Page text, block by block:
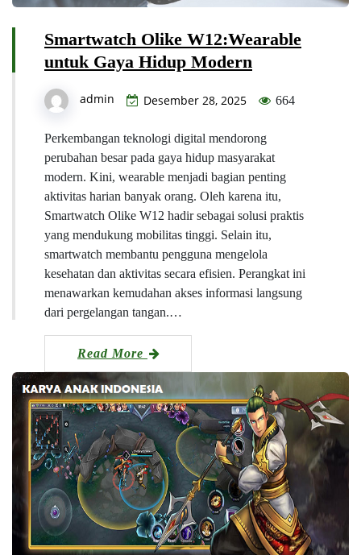
Smartwatch Olike W12:Wearable
untuk Gaya Hidup Modern
admin Desember 28, 2025 664
Perkembangan teknologi digital mendorong
perubahan besar pada gaya hidup masyarakat
modern. Kini, wearable menjadi bagian penting
aktivitas harian banyak orang. Oleh karena itu,
Smartwatch Olike W12 hadir sebagai solusi praktis
yang mendukung mobilitas tinggi. Selain itu,
smartwatch membantu pengguna mengelola
kesehatan dan aktivitas secara efisien. Perangkat ini
menawarkan kemudahan akses informasi langsung
dari pergelangan tangan.…
Read More